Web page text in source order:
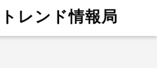
レンド情報局